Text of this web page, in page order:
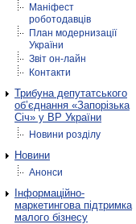
Маніфест
роботодавців
План модернизації
України
Звіт он-лайн
Контакти
Трибуна депутатського
об’єднання «Запорізька
Січ» у ВР України
Новини розділу
Новини
Анонси
Інформаційно-
маркетингова підтримка
малого бізнесу